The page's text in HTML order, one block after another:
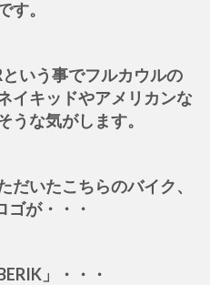
す。
いう事でフルカウルの
イキッドやアメリカンな
うな気がします。
だいたこちらのバイク、
ゴが・・・
」・・・